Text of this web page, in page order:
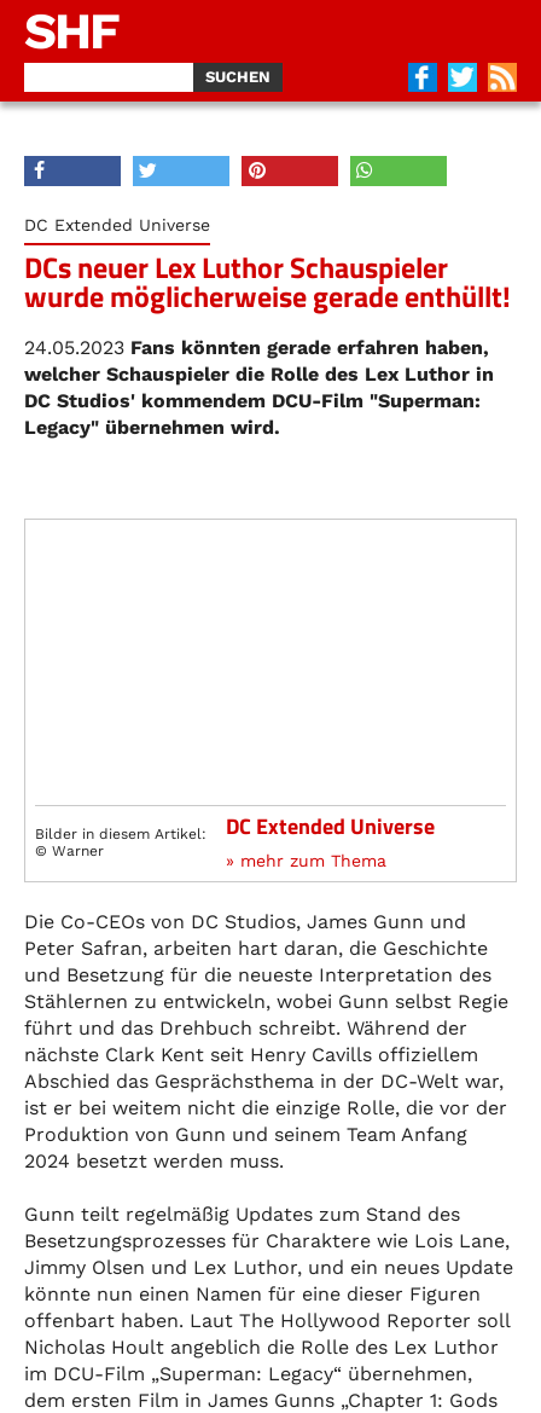
SHF
DC Extended Universe
DCs neuer Lex Luthor Schauspieler
wurde möglicherweise gerade enthüllt!
24.05.2023 Fans könnten gerade erfahren haben,
welcher Schauspieler die Rolle des Lex Luthor in
DC Studios' kommendem DCU-Film "Superman:
Legacy" übernehmen wird.
Bilder in diesem Artikel:
© Warner
DC Extended Universe
» mehr zum Thema
Die Co-CEOs von DC Studios, James Gunn und
Peter Safran, arbeiten hart daran, die Geschichte
und Besetzung für die neueste Interpretation des
Stählernen zu entwickeln, wobei Gunn selbst Regie
führt und das Drehbuch schreibt. Während der
nächste Clark Kent seit Henry Cavills offiziellem
Abschied das Gesprächsthema in der DC-Welt war,
ist er bei weitem nicht die einzige Rolle, die vor der
Produktion von Gunn und seinem Team Anfang
2024 besetzt werden muss.
Gunn teilt regelmäßig Updates zum Stand des
Besetzungsprozesses für Charaktere wie Lois Lane,
Jimmy Olsen und Lex Luthor, und ein neues Update
könnte nun einen Namen für eine dieser Figuren
offenbart haben. Laut The Hollywood Reporter soll
Nicholas Hoult angeblich die Rolle des Lex Luthor
im DCU-Film „Superman: Legacy“ übernehmen,
dem ersten Film in James Gunns „Chapter 1: Gods